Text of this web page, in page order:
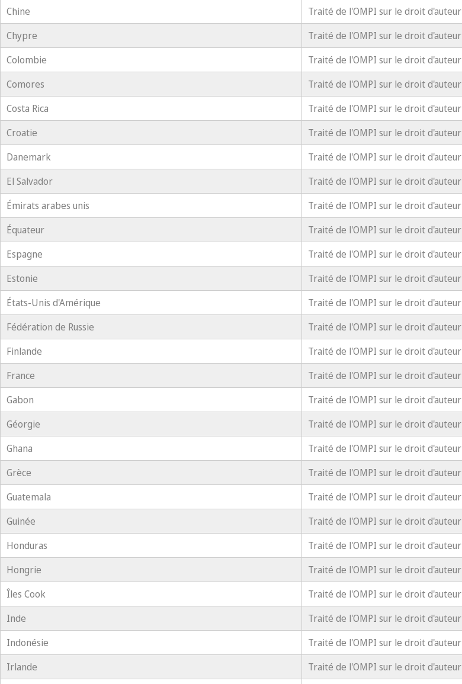
Chine
Traité de l'OMPI sur le droit d'auteur
Chypre
Traité de l'OMPI sur le droit d'auteur
Colombie
Traité de l'OMPI sur le droit d'auteur
Comores
Traité de l'OMPI sur le droit d'auteur
Costa Rica
Traité de l'OMPI sur le droit d'auteur
Croatie
Traité de l'OMPI sur le droit d'auteur
Danemark
Traité de l'OMPI sur le droit d'auteur
El Salvador
Traité de l'OMPI sur le droit d'auteur
Émirats arabes unis
Traité de l'OMPI sur le droit d'auteur
Équateur
Traité de l'OMPI sur le droit d'auteur
Espagne
Traité de l'OMPI sur le droit d'auteur
Estonie
Traité de l'OMPI sur le droit d'auteur
États-Unis d'Amérique
Traité de l'OMPI sur le droit d'auteur
Fédération de Russie
Traité de l'OMPI sur le droit d'auteur
Finlande
Traité de l'OMPI sur le droit d'auteur
France
Traité de l'OMPI sur le droit d'auteur
Gabon
Traité de l'OMPI sur le droit d'auteur
Géorgie
Traité de l'OMPI sur le droit d'auteur
Ghana
Traité de l'OMPI sur le droit d'auteur
Grèce
Traité de l'OMPI sur le droit d'auteur
Guatemala
Traité de l'OMPI sur le droit d'auteur
Guinée
Traité de l'OMPI sur le droit d'auteur
Honduras
Traité de l'OMPI sur le droit d'auteur
Hongrie
Traité de l'OMPI sur le droit d'auteur
Îles Cook
Traité de l'OMPI sur le droit d'auteur
Inde
Traité de l'OMPI sur le droit d'auteur
Indonésie
Traité de l'OMPI sur le droit d'auteur
Irlande
Traité de l'OMPI sur le droit d'auteur